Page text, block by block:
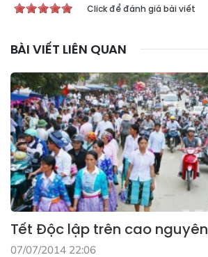
Click để đánh giá bài viết
BÀI VIẾT LIÊN QUAN
Tết Độc lập trên cao nguyên
07/07/2014 22:06